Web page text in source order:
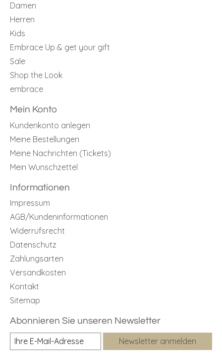
Damen
Herren
Kids
Embrace Up & get your gift
Sale
Shop the Look
embrace
Mein Konto
Kundenkonto anlegen
Meine Bestellungen
Meine Nachrichten (Tickets)
Mein Wunschzettel
Informationen
Impressum
AGB/Kundeninformationen
Widerrufsrecht
Datenschutz
Zahlungsarten
Versandkosten
Kontakt
Sitemap
Abonnieren Sie unseren Newsletter
Newsletter anmelden